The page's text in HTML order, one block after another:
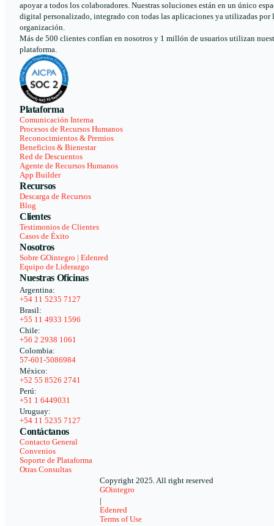
apoyar a todos los colaboradores. Nuestras soluciones están en un único
digital personalizado, integrado con todas las aplicaciones ya utilizadas por
organización.
Más de 500 clientes confían en nosotros y 1 millón de usuarios utilizan
plataforma.
Plataforma
Comunicación Interna
Procesos de Recursos Humanos
Reconocimientos & Premios
Beneficios & Bienestar
Red de Descuentos
Agente de Recursos Humanos
App Builder
Recursos
Descarga de Recursos
Blog
Clientes
Testimonios de Clientes
Casos de Éxito
Nosotros
Sobre GOintegro | Edenred
Equipo de Liderazgo
Nuestras Oficinas
Argentina:
+54 11 5235 7127
Brasil:
+55 11 4933 1596
Chile:
+56 2 2938 1061
Colombia:
57-601-5086984
México:
+52 55 8526 2741
Perú:
+51 1 6449031
Uruguay:
+54 11 5235 7127
Contáctanos
Contacto General
Convenios
Soporte de Plataforma
Otras Consultas
Copyright 2025. All right reserved
GOintegro
Edenred
Terms of Use